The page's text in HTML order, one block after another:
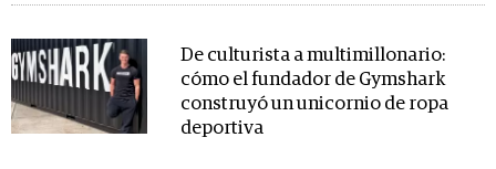
De culturista a multimillonario:
cómo el fundador de Gymshark
construyó un unicornio de ropa
deportiva